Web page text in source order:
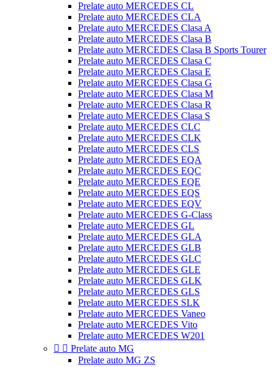
Prelate auto MERCEDES CL
Prelate auto MERCEDES CLA
Prelate auto MERCEDES Clasa A
Prelate auto MERCEDES Clasa B
Prelate auto MERCEDES Clasa B Sports Tourer
Prelate auto MERCEDES Clasa C
Prelate auto MERCEDES Clasa E
Prelate auto MERCEDES Clasa G
Prelate auto MERCEDES Clasa M
Prelate auto MERCEDES Clasa R
Prelate auto MERCEDES Clasa S
Prelate auto MERCEDES CLC
Prelate auto MERCEDES CLK
Prelate auto MERCEDES CLS
Prelate auto MERCEDES EQA
Prelate auto MERCEDES EQC
Prelate auto MERCEDES EQE
Prelate auto MERCEDES EQS
Prelate auto MERCEDES EQV
Prelate auto MERCEDES G-Class
Prelate auto MERCEDES GL
Prelate auto MERCEDES GLA
Prelate auto MERCEDES GLB
Prelate auto MERCEDES GLC
Prelate auto MERCEDES GLE
Prelate auto MERCEDES GLK
Prelate auto MERCEDES GLS
Prelate auto MERCEDES SLK
Prelate auto MERCEDES Vaneo
Prelate auto MERCEDES Vito
Prelate auto MERCEDES W201
  Prelate auto MG
Prelate auto MG ZS